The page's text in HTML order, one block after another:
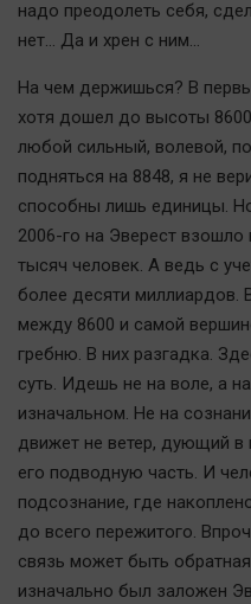
надо преодолеть себя,
нет… Да и хрен с ним...
На чем держишься? В
хотя дошел до высоты
любой сильный, волевой,
подняться на 8848, я не
способны лишь единицы.
2006-го на Эверест
тысяч человек. А ведь с
более десяти миллиардов.
между 8600 и самой
гребню. В них разгадка.
суть. Идешь не на воле, а
изначальном. Не на
движет не ветер, дующий в
его подводную часть. И
подсознание, где
до всего пережитого.
связь может быть
изначально был заложен